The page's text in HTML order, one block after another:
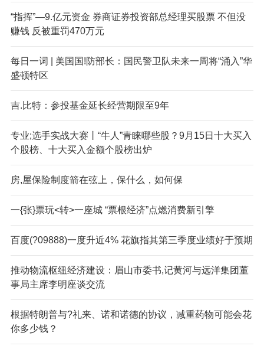
“指挥”—9.亿元资金 券商证券投资部总经理买股票 不但没
赚钱 反被重罚470万元
每日一词 | 美国国!防部长：国民警卫队未来一周将“涌入”华
盛顿特区
吉.比特：参投基金延长经营期限至9年
专业;选手实战大赛丨“牛人”青睐哪些股？9月15日十大买入
个股榜、十大买入金额个股榜出炉
房,屋保险制度箭在弦上，保什么，如何保
一{张}票玩<转>一座城 “票根经济”点燃消费新引擎
百度(?09888)一度升近4% 花旗指其第三季度业绩好于预期
推动物流枢纽经济建设：眉山市委书,记黄河与远洋集团董
事局主席李明座谈交流
根据特朗普与?礼来、诺和诺德的协议，减重药物可能会花
你多少钱？